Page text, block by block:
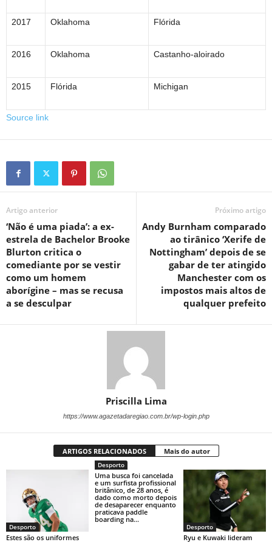
2017 Oklahoma Flórida
2016 Oklahoma Castanho-aloirado
2015 Flórida Michigan
Source link
Artigo anterior
‘Não é uma piada’: a ex-
estrela de Bachelor Brooke
Blurton critica o
comediante por se vestir
como um homem
aborígine – mas se recusa
a se desculpar
Próximo artigo
Andy Burnham comparado
ao tirânico ‘Xerife de
Nottingham’ depois de se
gabar de ter atingido
Manchester com os
impostos mais altos de
qualquer prefeito
Priscilla Lima
https://www.agazetadaregiao.com.br/wp-login.php
ARTIGOS RELACIONADOS Mais do autor
Desporto
Estes são os uniformes
Desporto
Uma busca foi cancelada
e um surfista profissional
britânico, de 28 anos, é
dado como morto depois
de desaparecer enquanto
praticava paddle
boarding na...
Desporto
Ryu e Kuwaki lideram